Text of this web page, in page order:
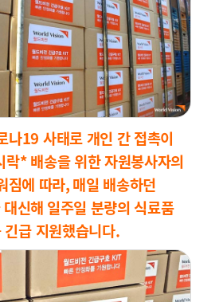
나19 사태로 개인 간 접촉이
락* 배송을 위한자원봉사자의
짐에 따라,매일 배송하던
신해 일주일 분량의 식료품
긴급 지원했습니다.